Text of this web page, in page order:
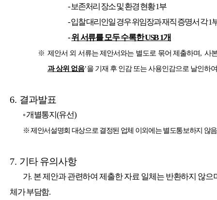
-보존처리 장소 및 환경 현황1부
-입찰 대리인일 경우 위임장과 재직 증명서 각1
-위 서류를 모두 수록한USB 1개
※ 제안서 외 서류는 제안서와는 별도로 묶어 제출하며, 사
과 상위 없음’을 기재 후 인감 또는 사용인감으로 날인하
6. 결과발표
◦개별통지(유선)
※제안서설명회 대상으로 결정된 업체 이외에는 별도통보하지 않음
7. 기타 유의사항
가. 본 제안과 관련하여 제출한 자료 일체는 반환하지 않으
체가 부담함.